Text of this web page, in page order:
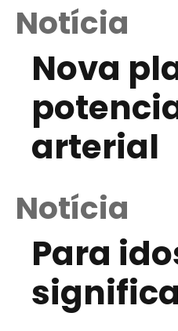
Notícia
Nova
arterial
Notícia
Para